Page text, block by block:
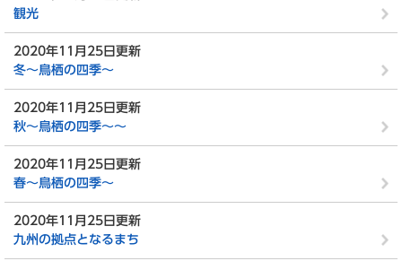
観光
2020年11月25日更新
冬～鳥栖の四季～
2020年11月25日更新
秋～鳥栖の四季～～
2020年11月25日更新
春～鳥栖の四季～
2020年11月25日更新
九州の拠点となるまち